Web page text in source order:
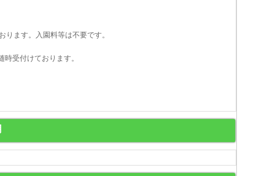
ます。入園料等は不要です。
受付けております。